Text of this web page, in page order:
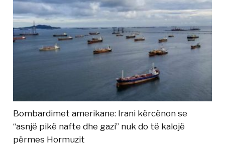
Bombardimet amerikane: Irani kërcënon se
“asnjë pikë nafte dhe gazi” nuk do të kalojë
përmes Hormuzit